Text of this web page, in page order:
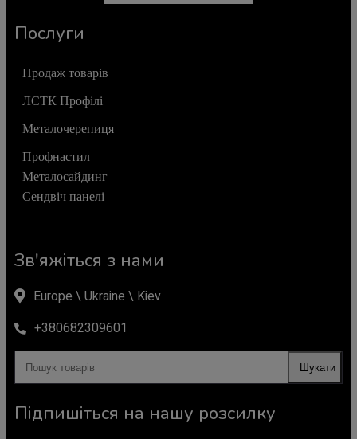
Послуги
Продаж товарів
ЛСТК Профілі
Металочерепиця
Профнастил
Металосайдинг
Сендвіч панелі
Зв'яжіться з нами
Europe \ Ukraine \ Kiev
+380682309601
Шукати
Підпишіться на нашу розсилку